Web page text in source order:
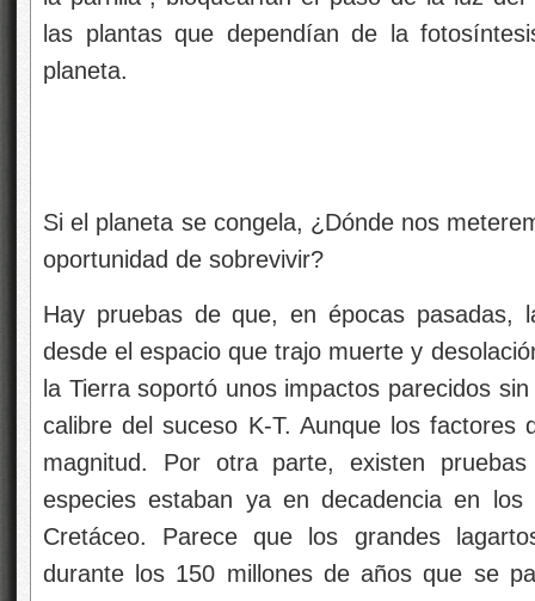
las plantas que dependían de la
planeta.
Si el planeta se congela, ¿Dónde nos
oportunidad de sobrevivir?
Hay pruebas de que, en épocas pasadas,
desde el espacio que trajo muerte y
la Tierra soportó unos impactos parecidos
calibre del suceso K-T. Aunque los factores
magnitud. Por otra parte, existen
especies estaban ya en decadencia en
Cretáceo. Parece que los grandes
durante los 150 millones de años que se